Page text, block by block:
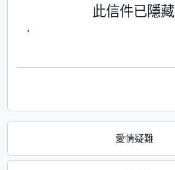
愛情疑難
此信件已隱藏
·